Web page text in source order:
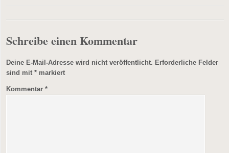
Schreibe einen Kommentar
Deine E-Mail-Adresse wird nicht veröffentlicht. Erforderliche Felder
sind mit * markiert
Kommentar *